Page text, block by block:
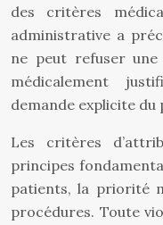
des critères
administrative a
ne peut refuser
médicalement
demande explicite du
Les critères
principes
patients, la priorité
procédures. Toute